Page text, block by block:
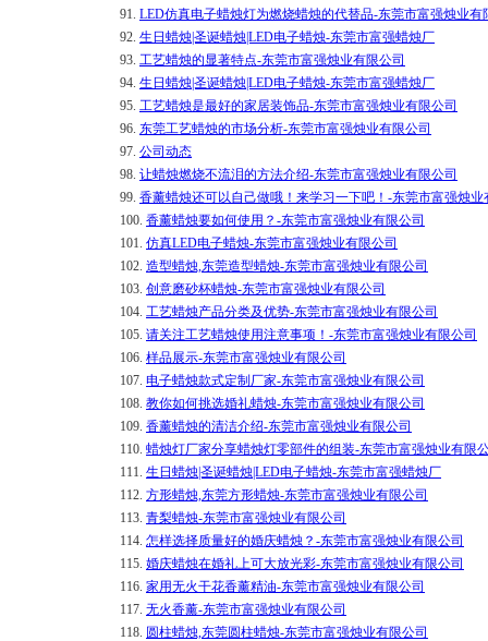
91. LED仿真电子蜡烛灯为燃烧蜡烛的代替品-东莞市富强烛业有
92. 生日蜡烛|圣诞蜡烛|LED电子蜡烛-东莞市富强蜡烛厂
93. 工艺蜡烛的显著特点-东莞市富强烛业有限公司
94. 生日蜡烛|圣诞蜡烛|LED电子蜡烛-东莞市富强蜡烛厂
95. 工艺蜡烛是最好的家居装饰品-东莞市富强烛业有限公司
96. 东莞工艺蜡烛的市场分析-东莞市富强烛业有限公司
97. 公司动态
98. 让蜡烛燃烧不流泪的方法介绍-东莞市富强烛业有限公司
99. 香薰蜡烛还可以自己做哦！来学习一下吧！-东莞市富强烛业
100. 香薰蜡烛要如何使用？-东莞市富强烛业有限公司
101. 仿真LED电子蜡烛-东莞市富强烛业有限公司
102. 造型蜡烛,东莞造型蜡烛-东莞市富强烛业有限公司
103. 创意磨砂杯蜡烛-东莞市富强烛业有限公司
104. 工艺蜡烛产品分类及优势-东莞市富强烛业有限公司
105. 请关注工艺蜡烛使用注意事项！-东莞市富强烛业有限公司
106. 样品展示-东莞市富强烛业有限公司
107. 电子蜡烛款式定制厂家-东莞市富强烛业有限公司
108. 教你如何挑选婚礼蜡烛-东莞市富强烛业有限公司
109. 香薰蜡烛的清洁介绍-东莞市富强烛业有限公司
110. 蜡烛灯厂家分享蜡烛灯零部件的组装-东莞市富强烛业有限
111. 生日蜡烛|圣诞蜡烛|LED电子蜡烛-东莞市富强蜡烛厂
112. 方形蜡烛,东莞方形蜡烛-东莞市富强烛业有限公司
113. 青梨蜡烛-东莞市富强烛业有限公司
114. 怎样选择质量好的婚庆蜡烛？-东莞市富强烛业有限公司
115. 婚庆蜡烛在婚礼上可大放光彩-东莞市富强烛业有限公司
116. 家用无火干花香薰精油-东莞市富强烛业有限公司
117. 无火香薰-东莞市富强烛业有限公司
118. 圆柱蜡烛,东莞圆柱蜡烛-东莞市富强烛业有限公司